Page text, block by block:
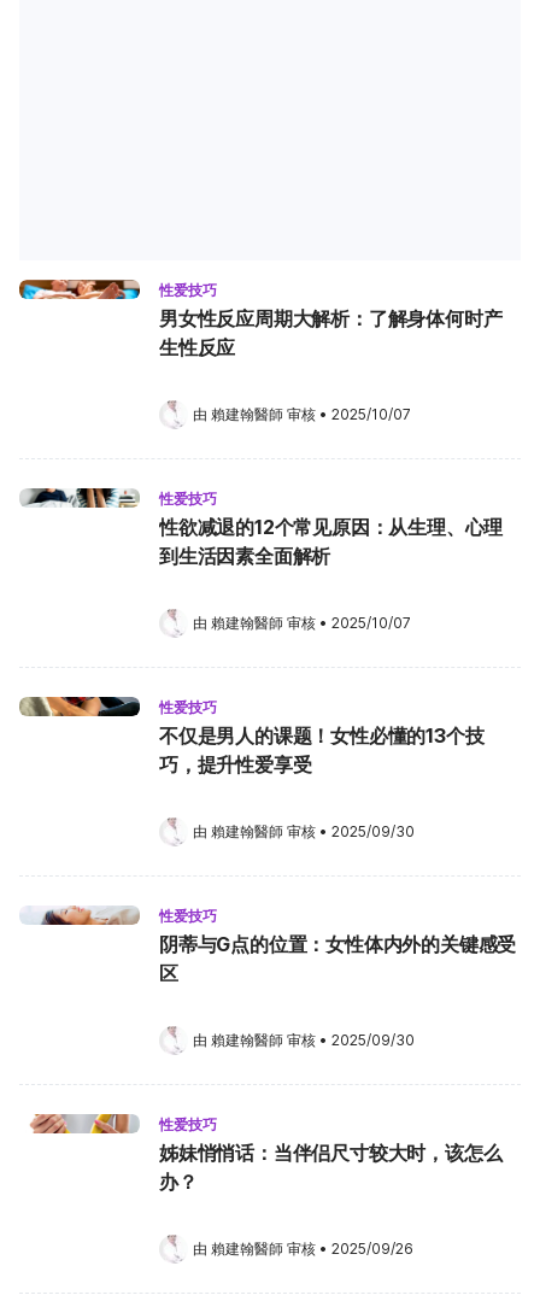
性爱技巧
男女性反应周期大解析：了解身体何时产
生性反应
由 賴建翰醫師 审核 • 2025/10/07
性爱技巧
性欲减退的12个常见原因：从生理、心理
到生活因素全面解析
由 賴建翰醫師 审核 • 2025/10/07
性爱技巧
不仅是男人的课题！女性必懂的13个技
巧，提升性爱享受
由 賴建翰醫師 审核 • 2025/09/30
性爱技巧
阴蒂与G点的位置：女性体内外的关键感受
区
由 賴建翰醫師 审核 • 2025/09/30
性爱技巧
姊妹悄悄话：当伴侣尺寸较大时，该怎么
办？
由 賴建翰醫師 审核 • 2025/09/26